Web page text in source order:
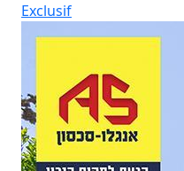
Exclusif